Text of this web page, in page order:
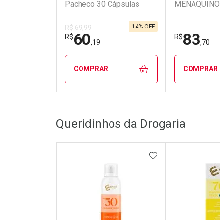
Pacheco 30 Cápsulas
R$ 69,99
R$60,19
14% OFF
COMPRAR
Laboratório
Por Menos
R$83,70
COMPRAR
Por
Queridinhos da Drogaria
ADICIONAR AOS